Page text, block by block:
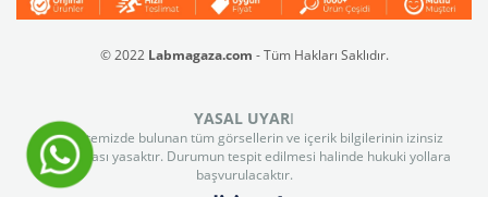
© 2022 Labmagaza.com - Tüm Hakları Saklıdır.
YASAL UYARI
Web sitemizde bulunan tüm görsellerin ve içerik bilgilerinin izinsiz
kullanılması yasaktır. Durumun tespit edilmesi halinde hukuki yollara
başvurulacaktır.